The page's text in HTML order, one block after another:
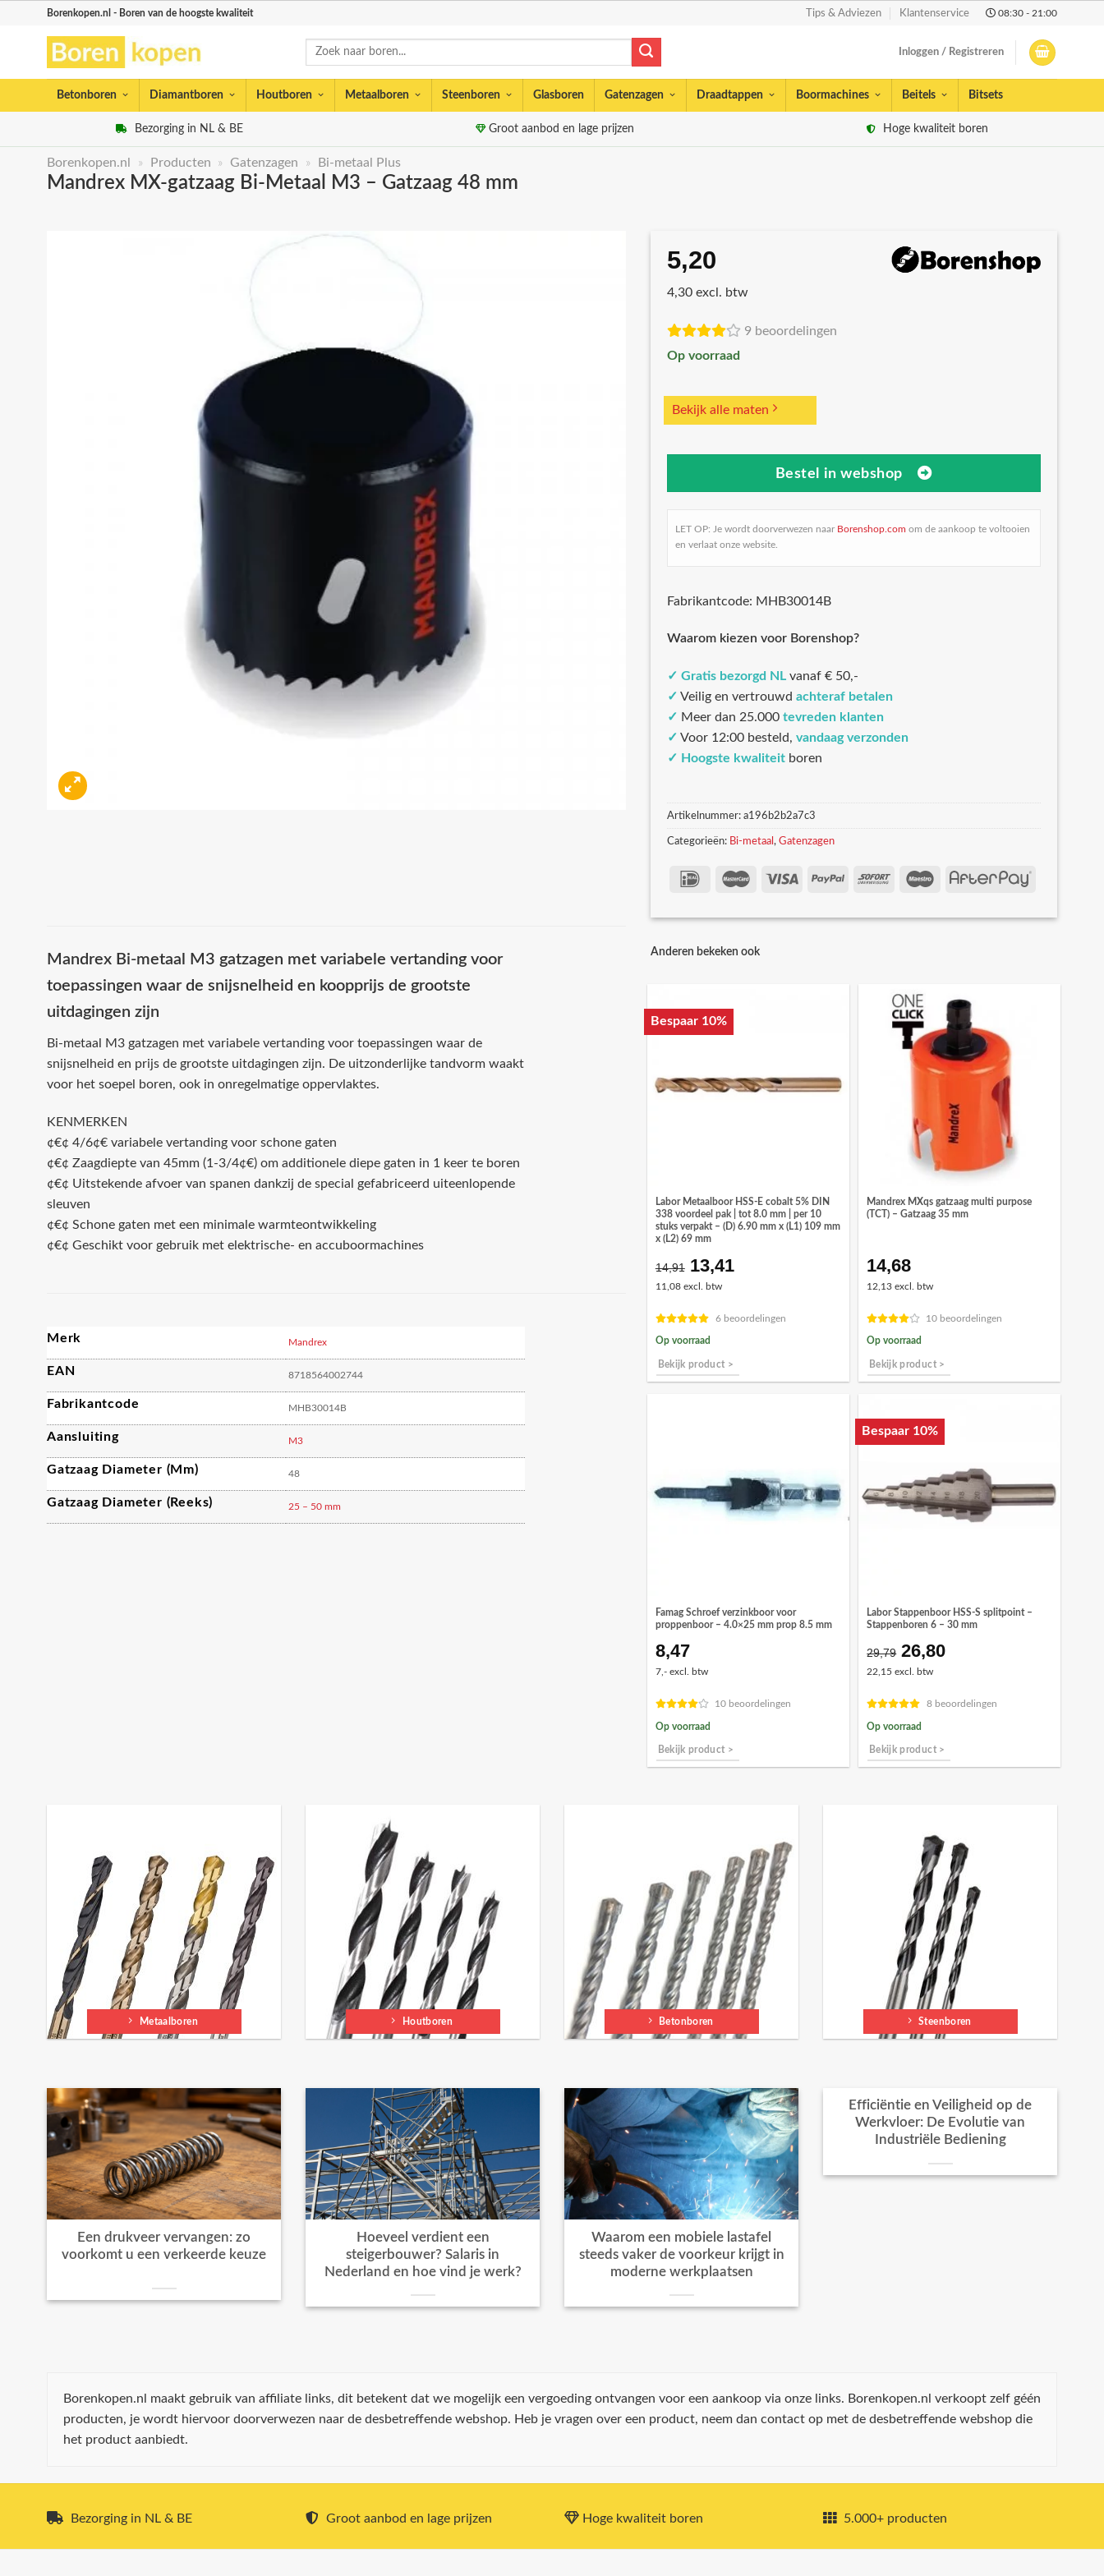
Borenkopen.nl - Boren van de hoogste kwaliteit Tips & Adviezen Klantenservice 08:30 - 21:00
Zoeken
Inloggen / Registreren
Betonboren Diamantboren Houtboren Metaalboren Steenboren Glasboren Gatenzagen Draadtappen Boormachines Beitels Bitsets
Bezorging in NL & BE Groot aanbod en lage prijzen Hoge kwaliteit boren
Borenkopen.nl » Producten » Gatenzagen » Bi-metaal Plus
Mandrex MX-gatzaag Bi-Metaal M3 – Gatzaag 48 mm
5,20
4,30 excl. btw
9 beoordelingen
Op voorraad
Bekijk alle maten
Bestel in webshop
LET OP: Je wordt doorverwezen naar Borenshop.com om de aankoop te voltooien
en verlaat onze website.
Fabrikantcode: MHB30014B
Waarom kiezen voor Borenshop?
✓ Gratis bezorgd NL vanaf € 50,-
✓ Veilig en vertrouwd achteraf betalen
✓ Meer dan 25.000 tevreden klanten
✓ Voor 12:00 besteld, vandaag verzonden
✓ Hoogste kwaliteit boren
Artikelnummer: a196b2b2a7c3
Categorieën: Bi-metaal , Gatenzagen
Mandrex Bi-metaal M3 gatzagen met variabele vertanding voor
toepassingen waar de snijsnelheid en koopprijs de grootste
uitdagingen zijn
Bi-metaal M3 gatzagen met variabele vertanding voor toepassingen waar de
snijsnelheid en prijs de grootste uitdagingen zijn. De uitzonderlijke tandvorm waakt
voor het soepel boren, ook in onregelmatige oppervlaktes.
KENMERKEN
¢€¢ 4/6¢€ variabele vertanding voor schone gaten
¢€¢ Zaagdiepte van 45mm (1-3/4¢€) om additionele diepe gaten in 1 keer te boren
¢€¢ Uitstekende afvoer van spanen dankzij de special gefabriceerd uiteenlopende
sleuven
¢€¢ Schone gaten met een minimale warmteontwikkeling
¢€¢ Geschikt voor gebruik met elektrische- en accuboormachines
Merk Mandrex
EAN 8718564002744
Fabrikantcode MHB30014B
Aansluiting M3
Gatzaag Diameter (mm) 48
Gatzaag Diameter (reeks) 25 – 50 mm
Anderen bekeken ook
Bespaar 10%
Labor Metaalboor HSS-E cobalt 5% DIN
338 voordeel pak | tot 8.0 mm | per 10
stuks verpakt – (D) 6.90 mm x (L1) 109 mm
x (L2) 69 mm
14,91 Oorspronkelijke
prijs
€14,91.
13,41
€13,41.
11,08 excl. btw
6 beoordelingen
Op voorraad
Bekijk product >
Mandrex MXqs gatzaag multi purpose
(TCT) – Gatzaag 35 mm
14,68
12,13 excl. btw
10 beoordelingen
Op voorraad
Bekijk product >
Famag Schroef verzinkboor voor
proppenboor – 4.0×25 mm prop 8.5 mm
8,47
7,- excl. btw
10 beoordelingen
Op voorraad
Bekijk product >
Bespaar 10%
Labor Stappenboor HSS-S splitpoint –
Stappenboren 6 – 30 mm
29,79 Oorspronkelijke
prijs
€29,79.
26,80Huidige
€26,80.
22,15 excl. btw
8 beoordelingen
Op voorraad
Bekijk product >
Metaalboren Houtboren Betonboren Steenboren
Een drukveer vervangen: zo
voorkomt u een verkeerde keuze
Hoeveel verdient een
steigerbouwer? Salaris in
Nederland en hoe vind je werk?
Waarom een mobiele lastafel
steeds vaker de voorkeur krijgt in
moderne werkplaatsen
Efficiëntie en Veiligheid op de
Werkvloer: De Evolutie van
Industriële Bediening
Borenkopen.nl maakt gebruik van affiliate links, dit betekent dat we mogelijk een vergoeding ontvangen voor een aankoop via onze links. Borenkopen.nl verkoopt zelf géén
producten, je wordt hiervoor doorverwezen naar de desbetreffende webshop. Heb je vragen over een product, neem dan contact op met de desbetreffende webshop die
het product aanbiedt.
Bezorging in NL & BE Groot aanbod en lage prijzen Hoge kwaliteit boren 5.000+ producten